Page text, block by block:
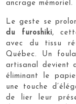
ancrage mémoriel.
Le geste se
du furoshiki,
avec du tissu
Québec. Un
artisanal devient
éliminant le
une touche
de lier leur